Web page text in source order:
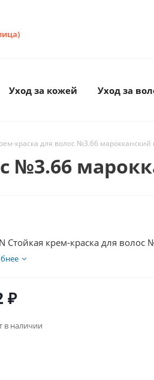
Уход за кожей Уход за
краска для волос №3.66
№3.66
Стойкая крем-краска для
₽
в наличии